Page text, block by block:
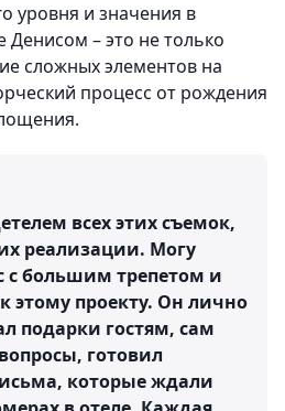
уровня и значения в
Денисом – это не только
сложных элементов на
процесс от рождения
всех этих съемок,
реализации. Могу
с большим трепетом и
этому проекту. Он лично
подарки гостям, сам
готовил
которые ждали